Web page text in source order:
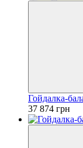
Гойдалка-
37 874 грн